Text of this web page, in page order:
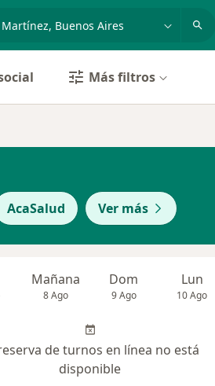
p. ej. Buenos Aires
Más filtros
AcaSalud Ver más
Mañana
8 Ago
Dom
9 Ago
Lun
10 Ago
de turnos en línea no está
disponible